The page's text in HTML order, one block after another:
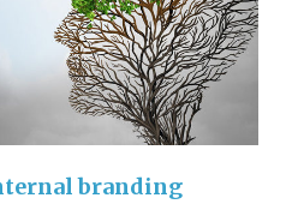
branding